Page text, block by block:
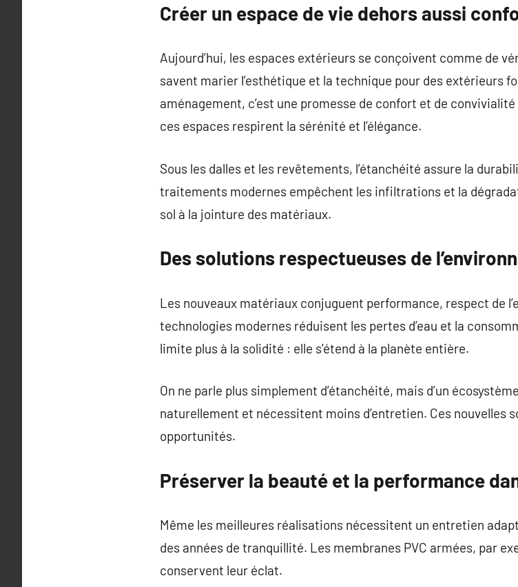
Créer un espace de vie dehors aussi
Aujourd’hui, les espaces extérieurs se conçoivent comme de
savent marier l’esthétique et la technique pour des extérieurs
aménagement, c’est une promesse de confort et de convivialité
ces espaces respirent la sérénité et l’élégance.
Sous les dalles et les revêtements, l’étanchéité assure la
traitements modernes empêchent les infiltrations et la
sol à la jointure des matériaux.
Des solutions respectueuses de
Les nouveaux matériaux conjuguent performance, respect de
technologies modernes réduisent les pertes d’eau et la
limite plus à la solidité : elle s’étend à la planète entière.
On ne parle plus simplement d’étanchéité, mais d’un
naturellement et nécessitent moins d’entretien. Ces nouvelles
opportunités.
Préserver la beauté et la performance
Même les meilleures réalisations nécessitent un entretien
des années de tranquillité. Les membranes PVC armées, par
conservent leur éclat.